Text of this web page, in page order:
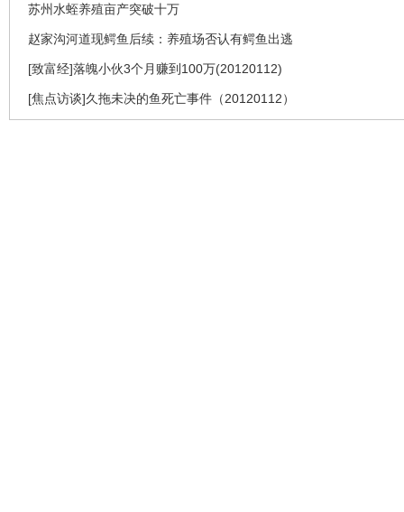
苏州水蛭养殖亩产突破十万
赵家沟河道现鳄鱼后续：养殖场否认有鳄鱼出逃
[致富经]落魄小伙3个月赚到100万(20120112)
[焦点访谈]久拖未决的鱼死亡事件（20120112）